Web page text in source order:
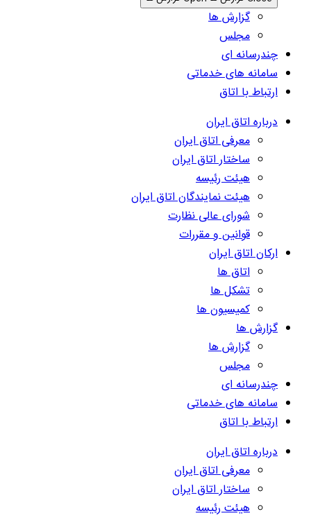
گزارش ها
مجلس
چندرسانه ای
سامانه های خدماتی
ارتباط با اتاق
درباره اتاق ایران
معرفی اتاق ایران
ساختار اتاق ایران
هیئت رئیسه
هیئت نمایندگان اتاق ایران
شورای عالی نظارت
قوانین و مقررات
ارکان اتاق ایران
اتاق ها
تشکل ها
کمیسیون ها
گزارش ها
گزارش ها
مجلس
چندرسانه ای
سامانه های خدماتی
ارتباط با اتاق
درباره اتاق ایران
معرفی اتاق ایران
ساختار اتاق ایران
هیئت رئیسه